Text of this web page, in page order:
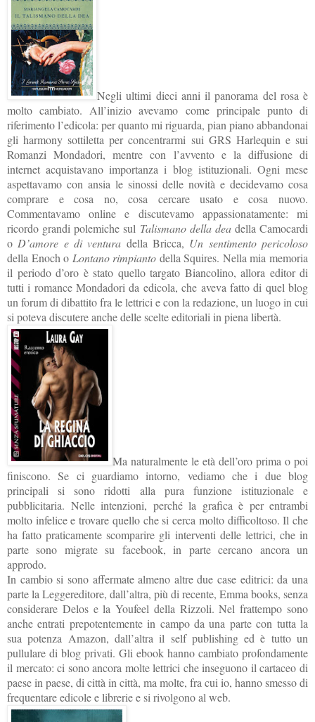
Negli ultimi dieci anni il panorama del rosa è
molto cambiato. All’inizio avevamo come principale punto di
riferimento l’edicola: per quanto mi riguarda, pian piano abbandonai
gli harmony sottiletta per concentrarmi sui GRS Harlequin e sui
Romanzi Mondadori, mentre con l’avvento e la diffusione di
internet acquistavano importanza i blog istituzionali. Ogni mese
aspettavamo con ansia le sinossi delle novità e decidevamo cosa
comprare e cosa no, cosa cercare usato e cosa nuovo.
Commentavamo online e discutevamo appassionatamente: mi
ricordo grandi polemiche sul Talismano della deadella Camocardi
o D’amore e di ventura della Bricca, Un sentimento pericoloso
della Enoch o Lontano rimpianto della Squires. Nella mia memoria
il periodo d’oro è stato quello targato Biancolino, allora editor di
tutti i romance Mondadori da edicola, che aveva fatto di quel blog
un forum di dibattito fra le lettrici e con la redazione, un luogo in cui
si poteva discutere anche delle scelte editoriali in piena libertà.
Ma naturalmente le età dell’oro prima o poi
finiscono. Se ci guardiamo intorno, vediamo che i due blog
principali si sono ridotti alla pura funzione istituzionale e
pubblicitaria. Nelle intenzioni, perché la grafica è per entrambi
molto infelice e trovare quello che si cerca molto difficoltoso. Il che
ha fatto praticamente scomparire gli interventi delle lettrici, che in
parte sono migrate su facebook, in parte cercano ancora un
approdo.
In cambio si sono affermate almeno altre due case editrici: da una
parte la Leggereditore, dall’altra, più di recente, Emma books, senza
considerare Delos e la Youfeel della Rizzoli. Nel frattempo sono
anche entrati prepotentemente in campo da una parte con tutta la
sua potenza Amazon, dall’altra il self publishing ed è tutto un
pullulare di blog privati. Gli ebook hanno cambiato profondamente
il mercato: ci sono ancora molte lettrici che inseguono il cartaceo di
paese in paese, di città in città, ma molte, fra cui io, hanno smesso di
frequentare edicole e librerie e si rivolgono al web.